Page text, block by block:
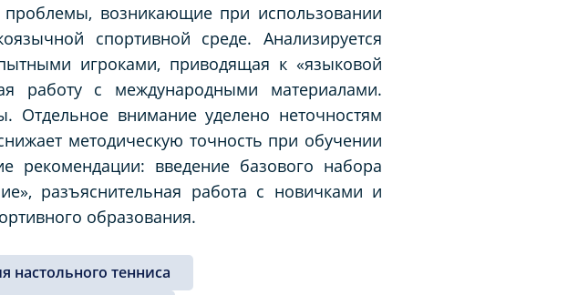
проблемы, возникающие при использовании
спортивной среде. Анализируется
игроками, приводящая к «языковой
работу с международными материалами.
Отдельное внимание уделено неточностям
методическую точность при обучении
рекомендации: введение базового набора
разъяснительная работа с новичками и
образования.
настольного тенниса